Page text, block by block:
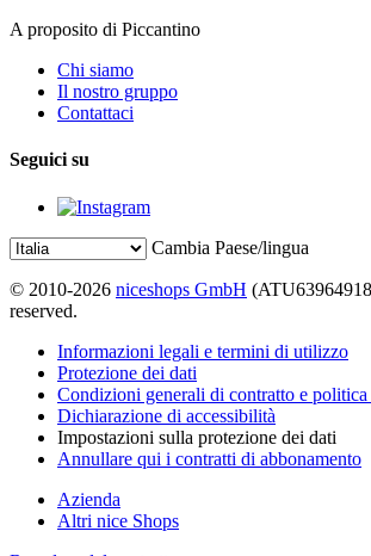
A proposito di Piccantino
Chi siamo
Il nostro gruppo
Contattaci
Seguici su
Cambia Paese/lingua
© 2010-2026 niceshops GmbH
reserved.
Informazioni legali e termini di utilizzo
Protezione dei dati
Condizioni generali di contratto e
Dichiarazione di accessibilità
Impostazioni sulla protezione dei dati
Annullare qui i contratti di abbonamento
Azienda
Altri nice Shops